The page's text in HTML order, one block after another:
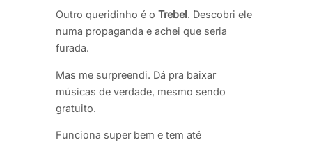
Outro queridinho é o Trebel. Descobri ele
numa propaganda e achei que seria
furada.
Mas me surpreendi. Dá pra baixar
músicas de verdade, mesmo sendo
gratuito.
Funciona super bem e tem até